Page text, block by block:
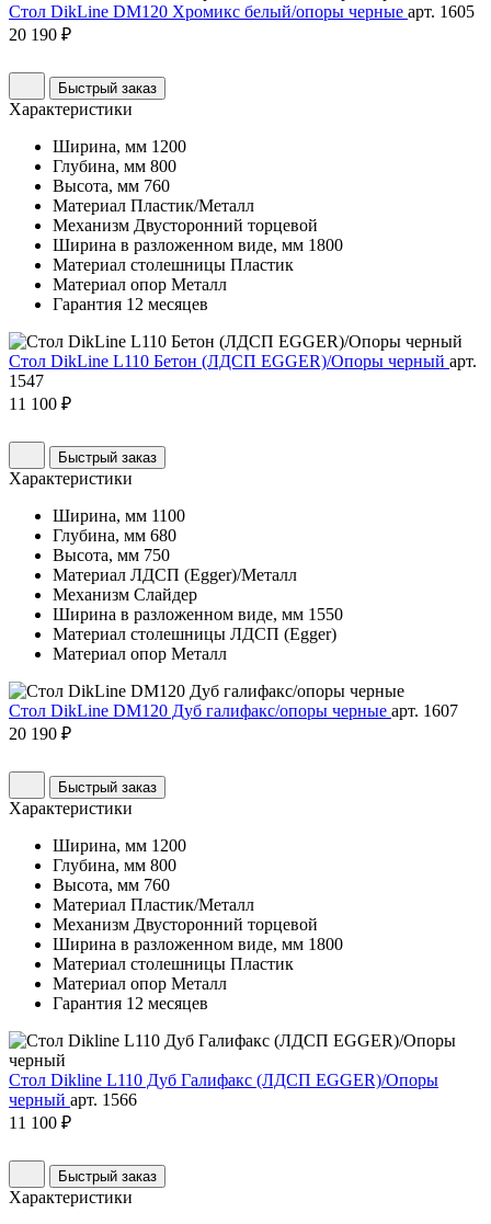
Стол DikLine DM120 Хромикс белый/опоры черные арт. 1605
20 190 ₽
Быстрый заказ
Характеристики
Ширина, мм 1200
Глубина, мм 800
Высота, мм 760
Материал Пластик/Металл
Механизм Двусторонний торцевой
Ширина в разложенном виде, мм 1800
Материал столешницы Пластик
Материал опор Металл
Гарантия 12 месяцев
Стол DikLine L110 Бетон (ЛДСП EGGER)/Опоры черный арт.
1547
11 100 ₽
Быстрый заказ
Характеристики
Ширина, мм 1100
Глубина, мм 680
Высота, мм 750
Материал ЛДСП (Egger)/Металл
Механизм Слайдер
Ширина в разложенном виде, мм 1550
Материал столешницы ЛДСП (Egger)
Материал опор Металл
Стол DikLine DM120 Дуб галифакс/опоры черные арт. 1607
20 190 ₽
Быстрый заказ
Характеристики
Ширина, мм 1200
Глубина, мм 800
Высота, мм 760
Материал Пластик/Металл
Механизм Двусторонний торцевой
Ширина в разложенном виде, мм 1800
Материал столешницы Пластик
Материал опор Металл
Гарантия 12 месяцев
Стол Dikline L110 Дуб Галифакс (ЛДСП EGGER)/Опоры
черный арт. 1566
11 100 ₽
Быстрый заказ
Характеристики